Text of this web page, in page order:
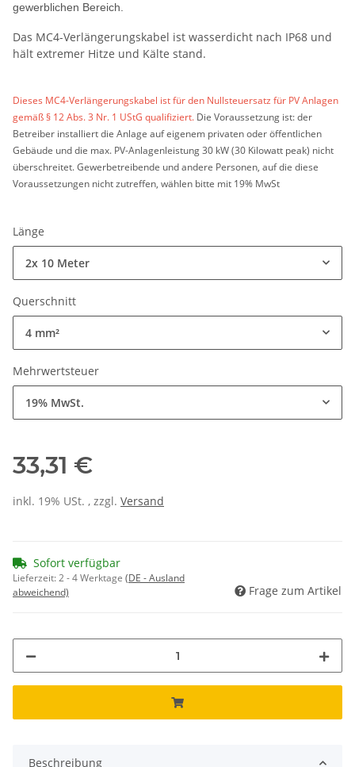
gewerblichen Bereich.
Das MC4-Verlängerungskabel ist wasserdicht nach IP68 und
hält extremer Hitze und Kälte stand.
Dieses MC4-Verlängerungskabel ist für den Nullsteuersatz für PV Anlagen
gemäß § 12 Abs. 3 Nr. 1 UStG qualifiziert. Die Voraussetzung ist: der
Betreiber installiert die Anlage auf eigenem privaten oder öffentlichen
Gebäude und die max. PV-Anlagenleistung 30 kW (30 Kilowatt peak) nicht
überschreitet. Gewerbetreibende und andere Personen, auf die diese
Voraussetzungen nicht zutreffen, wählen bitte mit 19% MwSt
Länge
2x 10 Meter
Querschnitt
4 mm²
Mehrwertsteuer
19% MwSt.
33,31 €
inkl. 19% USt. , zzgl. Versand
Sofort verfügbar
Lieferzeit:2 - 4 Werktage (DE - Ausland
abweichend)
Frage zum Artikel
Beschreibung